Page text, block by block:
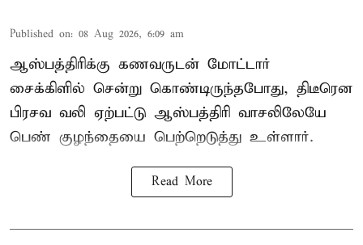
Published on: 08 Aug 2026, 6:09 am
ஆஸ்பத்திரிக்கு கணவருடன் மோட்டார்
சைக்கிளில் சென்று கொண்டிருந்தபோது, திடீரென
பிரசவ வலி ஏற்பட்டு ஆஸ்பத்திரி வாசலிலேயே
பெண் குழந்தையை பெற்றெடுத்து உள்ளார்.
Read More